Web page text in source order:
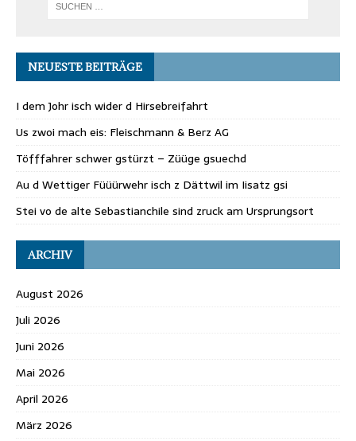
NEUESTE BEITRÄGE
I dem Johr isch wider d Hirsebreifahrt
Us zwoi mach eis: Fleischmann & Berz AG
Töfffahrer schwer gstürzt – Züüge gsuechd
Au d Wettiger Füüürwehr isch z Dättwil im Iisatz gsi
Stei vo de alte Sebastianchile sind zruck am Ursprungsort
ARCHIV
August 2026
Juli 2026
Juni 2026
Mai 2026
April 2026
März 2026